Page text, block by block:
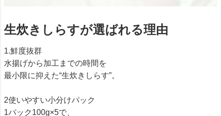
生炊きしらすが選ばれる理由
1.鮮度抜群
水揚げから加工までの時間を
最小限に抑えた“生炊きしらす”。
2使いやすい小分けパック
1パック100g×5で、